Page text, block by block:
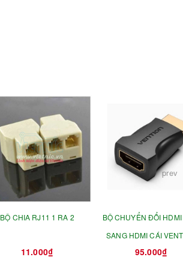
BỘ CHIA RJ11 1 RA 2
11.000₫
BỘ CHUYỂN ĐỔI
SANG HDMI CÁI
95.000₫
prev